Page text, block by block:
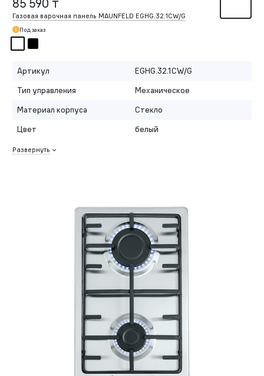
85 590 ₸
Газовая варочная панель MAUNFELD EGHG.32.1CW/G
Под заказ
Артикул
EGHG.32.1CW/G
Тип управления
Механическое
Материал корпуса
Стекло
Цвет
белый
Развернуть